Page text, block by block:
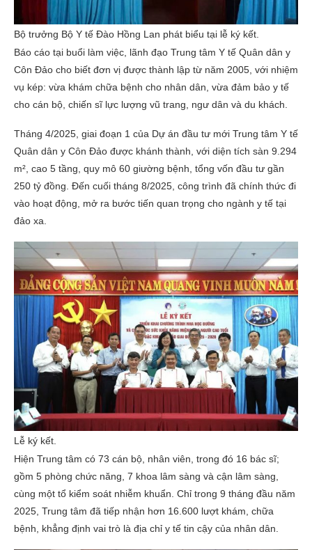
Bộ trưởng Bộ Y tế Đào Hồng Lan phát biểu tại lễ ký kết.
Báo cáo tại buổi làm việc, lãnh đạo Trung tâm Y tế Quân dân y
Côn Đảo cho biết đơn vị được thành lập từ năm 2005, với nhiệm
vụ kép: vừa khám chữa bệnh cho nhân dân, vừa đảm bảo y tế
cho cán bộ, chiến sĩ lực lượng vũ trang, ngư dân và du khách.
Tháng 4/2025, giai đoạn 1 của Dự án đầu tư mới Trung tâm Y tế
Quân dân y Côn Đảo được khánh thành, với diện tích sàn 9.294
m², cao 5 tầng, quy mô 60 giường bệnh, tổng vốn đầu tư gần
250 tỷ đồng. Đến cuối tháng 8/2025, công trình đã chính thức đi
vào hoạt động, mở ra bước tiến quan trọng cho ngành y tế tại
đảo xa.
Lễ ký kết.
Hiện Trung tâm có 73 cán bộ, nhân viên, trong đó 16 bác sĩ;
gồm 5 phòng chức năng, 7 khoa lâm sàng và cận lâm sàng,
cùng một tổ kiểm soát nhiễm khuẩn. Chỉ trong 9 tháng đầu năm
2025, Trung tâm đã tiếp nhận hơn 16.600 lượt khám, chữa
bệnh, khẳng định vai trò là địa chỉ y tế tin cậy của nhân dân.